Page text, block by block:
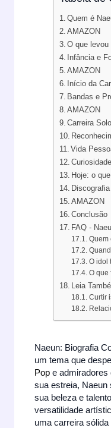
Quem é
AMAZON
O que levou
Infância e
AMAZON
Início da
Bandas e
AMAZON
Carreira
Vida
Hoje: o
Discografia
AMAZON
Conclusão
FAQ -
Quem
O idol
O que
Leia
Curtir
Naeun: Biografia
um tema que
Pop e admiradores
sua estreia, Naeun
sua beleza e
versatilidade
uma carreira